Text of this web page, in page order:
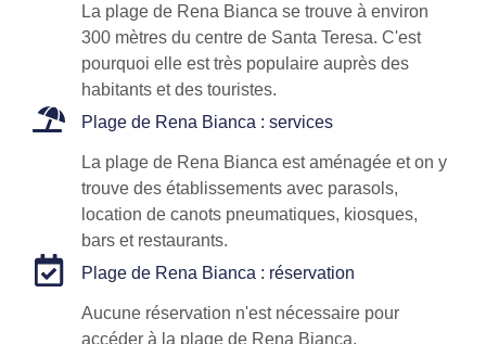
La plage de Rena Bianca se trouve à environ
300 mètres du centre de Santa Teresa. C'est
pourquoi elle est très populaire auprès des
habitants et des touristes.
Plage de Rena Bianca : services
La plage de Rena Bianca est aménagée et on y
trouve des établissements avec parasols,
location de canots pneumatiques, kiosques,
bars et restaurants.
Plage de Rena Bianca : réservation
Aucune réservation n'est nécessaire pour
accéder à la plage de Rena Bianca.